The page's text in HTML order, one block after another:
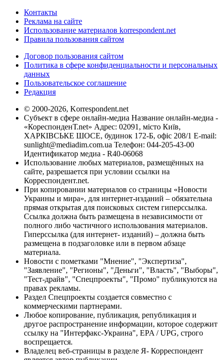
Контакты
Реклама на сайте
Использование материалов korrespondent.net
Правила пользования сайтом
Договор пользования сайтом
Политика в сфере конфиденциальности и персональных
данных
Пользовательское соглашение
Редакция
© 2000-2026, Korrespondent.net
Субъект в сфере онлайн-медиа Название онлайн-медиа -
«КореспонденТ.net» Адрес: 02091, місто Київ,
ХАРКІВСЬКЕ ШОСЕ, будинок 172-Б, офіс 208/1 E-mail:
sunlight@mediadim.com.ua Телефон: 044-205-43-00
Идентификатор медиа - R40-06068
Использование любых материалов, размещённых на
сайте, разрешается при условии ссылки на
Корреспондент.net.
При копировании материалов со страницы «Новости
Украины и мира», для интернет-изданий – обязательна
прямая открытая для поисковых систем гиперссылка.
Ссылка должна быть размещена в независимости от
полного либо частичного использования материалов.
Гиперссылка (для интернет- изданий) – должна быть
размещена в подзаголовке или в первом абзаце
материала.
Новости с пометками "Мнение", "Экспертиза",
"Заявление", "Регионы", "Деньги", "Власть", "Выборы",
"Тест-драйв", "Спецпроекты", "Промо" публикуются на
правах рекламы.
Раздел Спецпроекты создается совместно с
коммерческими партнерами.
Любое копирование, публикация, републикация и
другое распространение информации, которое содержит
ссылку на "Интерфакс-Украина", EPA / UPG, строго
воспрещается.
Владелец веб-страницы в разделе Я- Корреспондент